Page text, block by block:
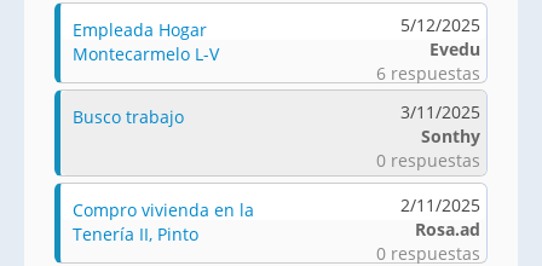
Empleada Hogar
Montecarmelo L-V
5/12/2025
Evedu
6 respuestas
Busco trabajo
3/11/2025
Sonthy
0 respuestas
Compro vivienda en la
Tenería II, Pinto
2/11/2025
Rosa.ad
0 respuestas